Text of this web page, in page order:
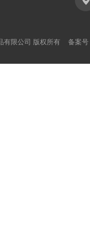
有限公司 版权所有 备案